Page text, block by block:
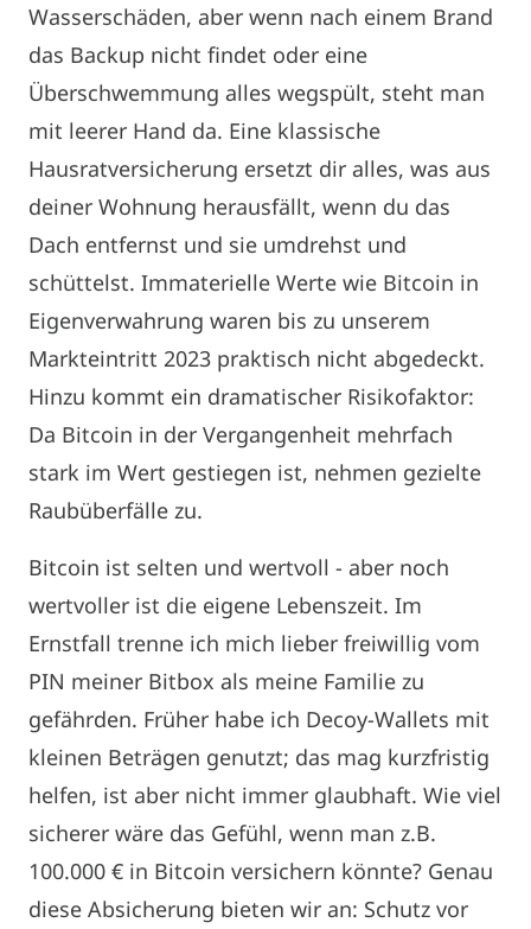
Wasserschäden, aber wenn nach einem Brand
das Backup nicht findet oder eine
Überschwemmung alles wegspült, steht man
mit leerer Hand da. Eine klassische
Hausratversicherung ersetzt dir alles, was aus
deiner Wohnung herausfällt, wenn du das
Dach entfernst und sie umdrehst und
schüttelst. Immaterielle Werte wie Bitcoin in
Eigenverwahrung waren bis zu unserem
Markteintritt 2023 praktisch nicht abgedeckt.
Hinzu kommt ein dramatischer Risikofaktor:
Da Bitcoin in der Vergangenheit mehrfach
stark im Wert gestiegen ist, nehmen gezielte
Raubüberfälle zu.
Bitcoin ist selten und wertvoll - aber noch
wertvoller ist die eigene Lebenszeit. Im
Ernstfall trenne ich mich lieber freiwillig vom
PIN meiner Bitbox als meine Familie zu
gefährden. Früher habe ich Decoy-Wallets mit
kleinen Beträgen genutzt; das mag kurzfristig
helfen, ist aber nicht immer glaubhaft. Wie viel
sicherer wäre das Gefühl, wenn man z.B.
100.000 € in Bitcoin versichern könnte? Genau
diese Absicherung bieten wir an: Schutz vor